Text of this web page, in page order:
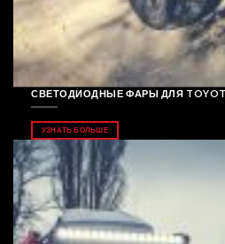
СВЕТОДИОДНЫЕ ФАРЫ ДЛЯ TOYOTA
УЗНАТЬ БОЛЬШЕ